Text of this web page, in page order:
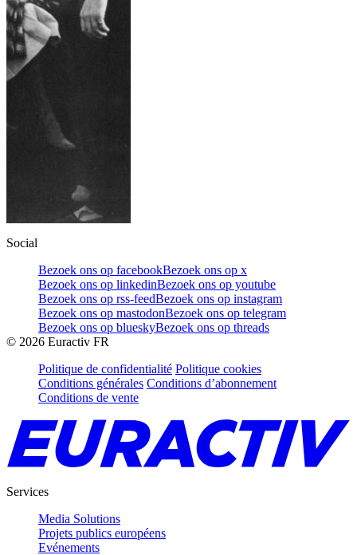
Social
Bezoek ons op facebookBezoek ons op x
Bezoek ons op linkedinBezoek ons op youtube
Bezoek ons op rss-feedBezoek ons op instagram
Bezoek ons op mastodonBezoek ons op telegram
Bezoek ons op blueskyBezoek ons op threads
© 2026 Euractiv FR
Politique de confidentialité Politique cookies
Conditions générales Conditions d’abonnement
Conditions de vente
Services
Media Solutions
Projets publics européens
Evénements